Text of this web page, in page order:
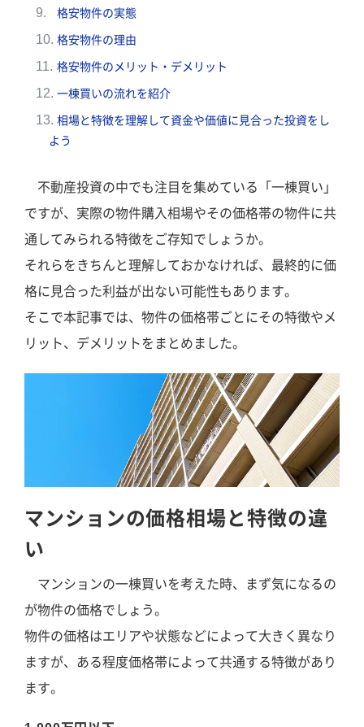
不動産投資の中でも注目を集めている「一棟買い」
ですが、実際の物件購入相場やその価格帯の物件に共
通してみられる特徴をご存知でしょうか。
それらをきちんと理解しておかなければ、最終的に価
格に見合った利益が出ない可能性もあります。
そこで本記事では、物件の価格帯ごとにその特徴やメ
リット、デメリットをまとめました。
マンションの価格相場と特徴の違
い
マンションの一棟買いを考えた時、まず気になるの
が物件の価格でしょう。
物件の価格はエリアや状態などによって大きく異なり
ますが、ある程度価格帯によって共通する特徴があり
ます。
格安物件の実態
格安物件の理由
格安物件のメリット・デメリット
一棟買いの流れを紹介
相場と特徴を理解して資金や価値に見合った投資をし
よう